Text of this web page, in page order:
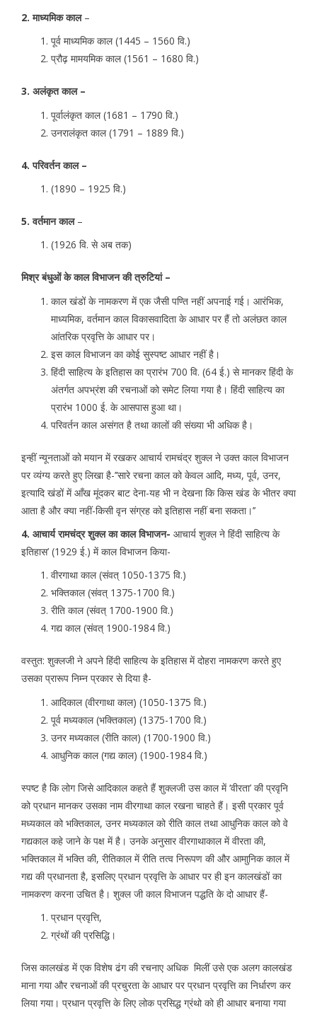
2. माध्यमिक काल–
पूर्व माध्यमिक काल (1445 – 1560 वि.)
प्रौढ़ मामयमिक काल (1561 – 1680 वि.)
3. अलंकृत काल –
पूर्वालंकृत काल (1681 – 1790 वि.)
उनरालंकृत काल (1791 – 1889 वि.)
4. परिवर्तन काल –
(1890 – 1925 वि.)
5. वर्तमान काल–
(1926 वि. से अब तक)
मिश्र बंधुओं के काल विभाजन की त्रुटियां –
काल खंडों के नामकरण में एक जैसी पण्ति नहीं अपनाई गई। आरंभिक,
माध्यमिक, वर्तमान काल विकासवादिता के आधार पर हैं तो अलंछत काल
आंतरिक प्रवृत्ति के आधार पर।
इस काल विभाजन का कोई सुस्पष्ट आधार नहीं है।
हिंदी साहित्य के इतिहास का प्रारंभ 700 वि. (64 ई.) से मानकर हिंदी के
अंतर्गत अपभ्रंश की रचनाओं को समेट लिया गया है। हिंदी साहित्य का
प्रारंभ 1000 ई. के आसपास हुआ था।
परिवर्तन काल असंगत है तथा कालों की संख्या भी अधिक है।
इन्हीं न्यूनताओं को मयान में रखकर आचार्य रामचंद्र शुक्ल ने उक्त काल विभाजन
पर व्यंग्य करते हुए लिखा है-’’सारे रचना काल को केवल आदि, मध्य, पूर्व, उनर,
इत्यादि खंडों में आँख मूंदकर बाट देना-यह भी न देखना कि किस खंड के भीतर क्या
आता है और क्या नहीं-किसी वृन संग्रह को इतिहास नहीं बना सकता।’’
4. आचार्य रामचंद्र शुक्ल का काल विभाजन- आचार्य शुक्ल ने हिंदी साहित्य के
इतिहास’ (1929 ई.) में काल विभाजन किया-
वीरगाथा काल (संवत् 1050-1375 वि.)
भक्तिकाल (संवत् 1375-1700 वि.)
रीति काल (संवत् 1700-1900 वि.)
गद्य काल (संवत् 1900-1984 वि.)
वस्तुत: शुक्लजी ने अपने हिंदी साहित्य के इतिहास में दोहरा नामकरण करते हुए
उसका प्रारूप निम्न प्रकार से दिया है-
आदिकाल (वीरगाथा काल) (1050-1375 वि.)
पूर्व मध्यकाल (भक्तिकाल) (1375-1700 वि.)
उनर मध्यकाल (रीति काल) (1700-1900 वि.)
आधुनिक काल (गद्य काल) (1900-1984 वि.)
स्पष्ट है कि लोग जिसे आदिकाल कहते हैं शुक्लजी उस काल में ‘वीरता’ की प्रवृनि
को प्रधान मानकर उसका नाम वीरगाथा काल रखना चाहते हैं। इसी प्रकार पूर्व
मध्यकाल को भक्तिकाल, उनर मध्यकाल को रीति काल तथा आधुनिक काल को वे
गद्यकाल कहे जाने के पक्ष में है। उनके अनुसार वीरगाथाकाल में वीरता की,
भक्तिकाल में भक्ति की, रीतिकाल में रीति तत्व निरूपण की और आमाुनिक काल में
गद्य की प्रधानता है, इसलिए प्रधान प्रवृत्ति के आधार पर ही इन कालखंडों का
नामकरण करना उचित है। शुक्ल जी काल विभाजन पद्धति के दो आधार हैं-
प्रधान प्रवृत्ति,
ग्रंथों की प्रसिद्धि।
जिस कालखंड में एक विशेष ढंग की रचनाए अधिक मिलीं उसे एक अलग कालखंड
माना गया और रचनाओं की प्रचुरता के आधार पर प्रधान प्रवृत्ति का निर्धारण कर
लिया गया। प्रधान प्रवृत्ति के लिए लोक प्रसिद्ध ग्रंथो को ही आधार बनाया गया